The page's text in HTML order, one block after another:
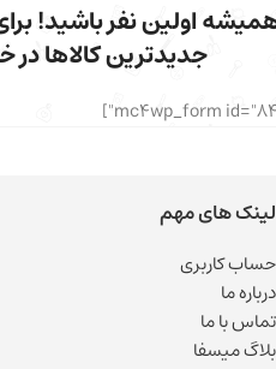
اولین نفر باشید!
جدیدترین کالاها در
لینک های مهم
حساب کاربری
درباره ما
تماس با ما
بلاگ میسفا